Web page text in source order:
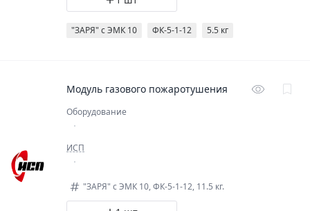
"ЗАРЯ" с ЭМК 10 ФК-5-1-12 5.5 кг
Модуль газового пожаротушения
Оборудование
ИСП
"ЗАРЯ" с ЭМК 10, ФК-5-1-12, 11.5 кг.